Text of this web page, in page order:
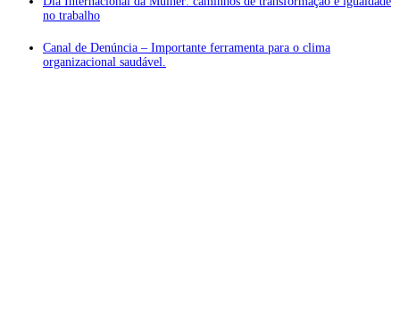
no trabalho
Canal de Denúncia – Importante ferramenta para o clima
organizacional saudável.